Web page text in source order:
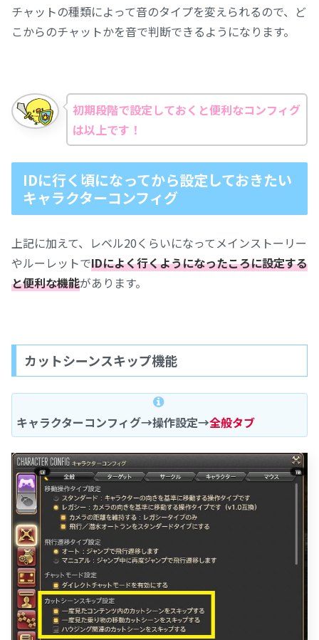
チャットの種類によって音のタイプを変えられるので、ど
こからのチャットかを音で判断できるようになります。
初期段階で設定しておくと便利なコンフィグ
は以上です！
IDに行く頃になってから設定しておきたい
キャラクターコンフィグ
上記に加えて、レベル20くらいになってメインストーリー
やルーレットでIDによく行くようになったころに設定する
と便利な機能があります。
カットシーンスキップ機能
キャラクターコンフィグ→操作設定→全般タブ